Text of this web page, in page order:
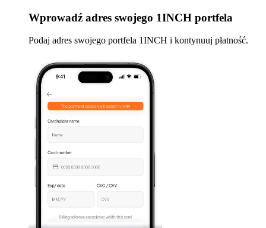
Wprowadź adres swojego 1INCH portfela
Podaj adres swojego portfela 1INCH i kontynuuj płatność.